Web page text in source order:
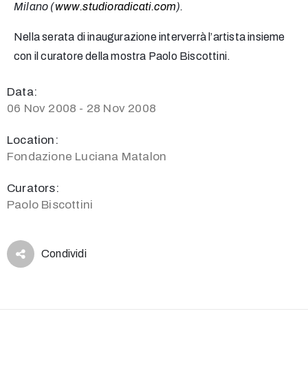
Milano (www.studioradicati.com).
Nella serata di inaugurazione interverrà l’artista insieme
con il curatore della mostra Paolo Biscottini.
Data:
06 Nov 2008 - 28 Nov 2008
Location:
Fondazione Luciana Matalon
Curators:
Paolo Biscottini
Condividi